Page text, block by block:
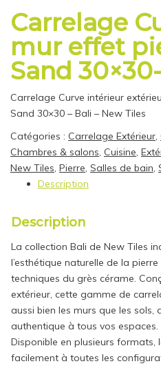
Carrelage
mur effet
Sand
Carrelage Curve intérieur
Sand 30×30 – Bali – New Tiles
Catégories : Carrelage Extérieur,
Chambres & salons, Cuisine,
New Tiles, Pierre, Salles de bain,
Description
Description
La collection Bali de New Tiles
l’esthétique naturelle de la
techniques du grès cérame.
extérieur, cette gamme de
aussi bien les murs que les
authentique à tous vos espaces.
Disponible en plusieurs formats,
facilement à toutes les